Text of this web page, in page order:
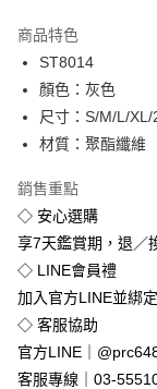
Apple Pay
街口支付
悠遊付
Google Pay
全盈+PAY
運送方式
全家付款取貨
免運費
付款後全家取貨
商品特色
ST8014
顏色：灰色
尺寸：S/M/L/XL/
材質：聚酯纖維
銷售重點
◇ 安心選購
享7天鑑賞期，退／
◇ LINE會員禮
加入官方LINE並綁
◇ 客服協助
官方LINE｜
客服專線｜03-